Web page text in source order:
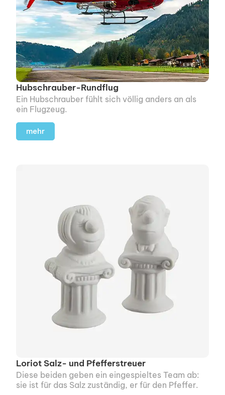
Hubschrauber-Rundflug
Ein Hubschrauber fühlt sich völlig anders an als
ein Flugzeug.
mehr
Loriot Salz- und Pfefferstreuer
Diese beiden geben ein einge­spieltes Team ab:
sie ist für das Salz zuständig, er für den Pfeffer.